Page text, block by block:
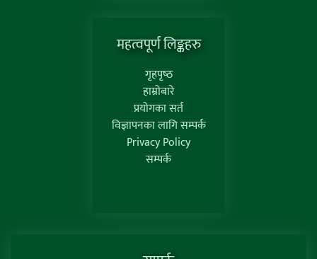
महत्वपूर्ण लिङ्कहरु
गृहपृष्‍ठ
हाम्रोबारे
प्रयोगका सर्त
विज्ञापनका लागि सम्पर्क
Privacy Policy
सम्पर्क